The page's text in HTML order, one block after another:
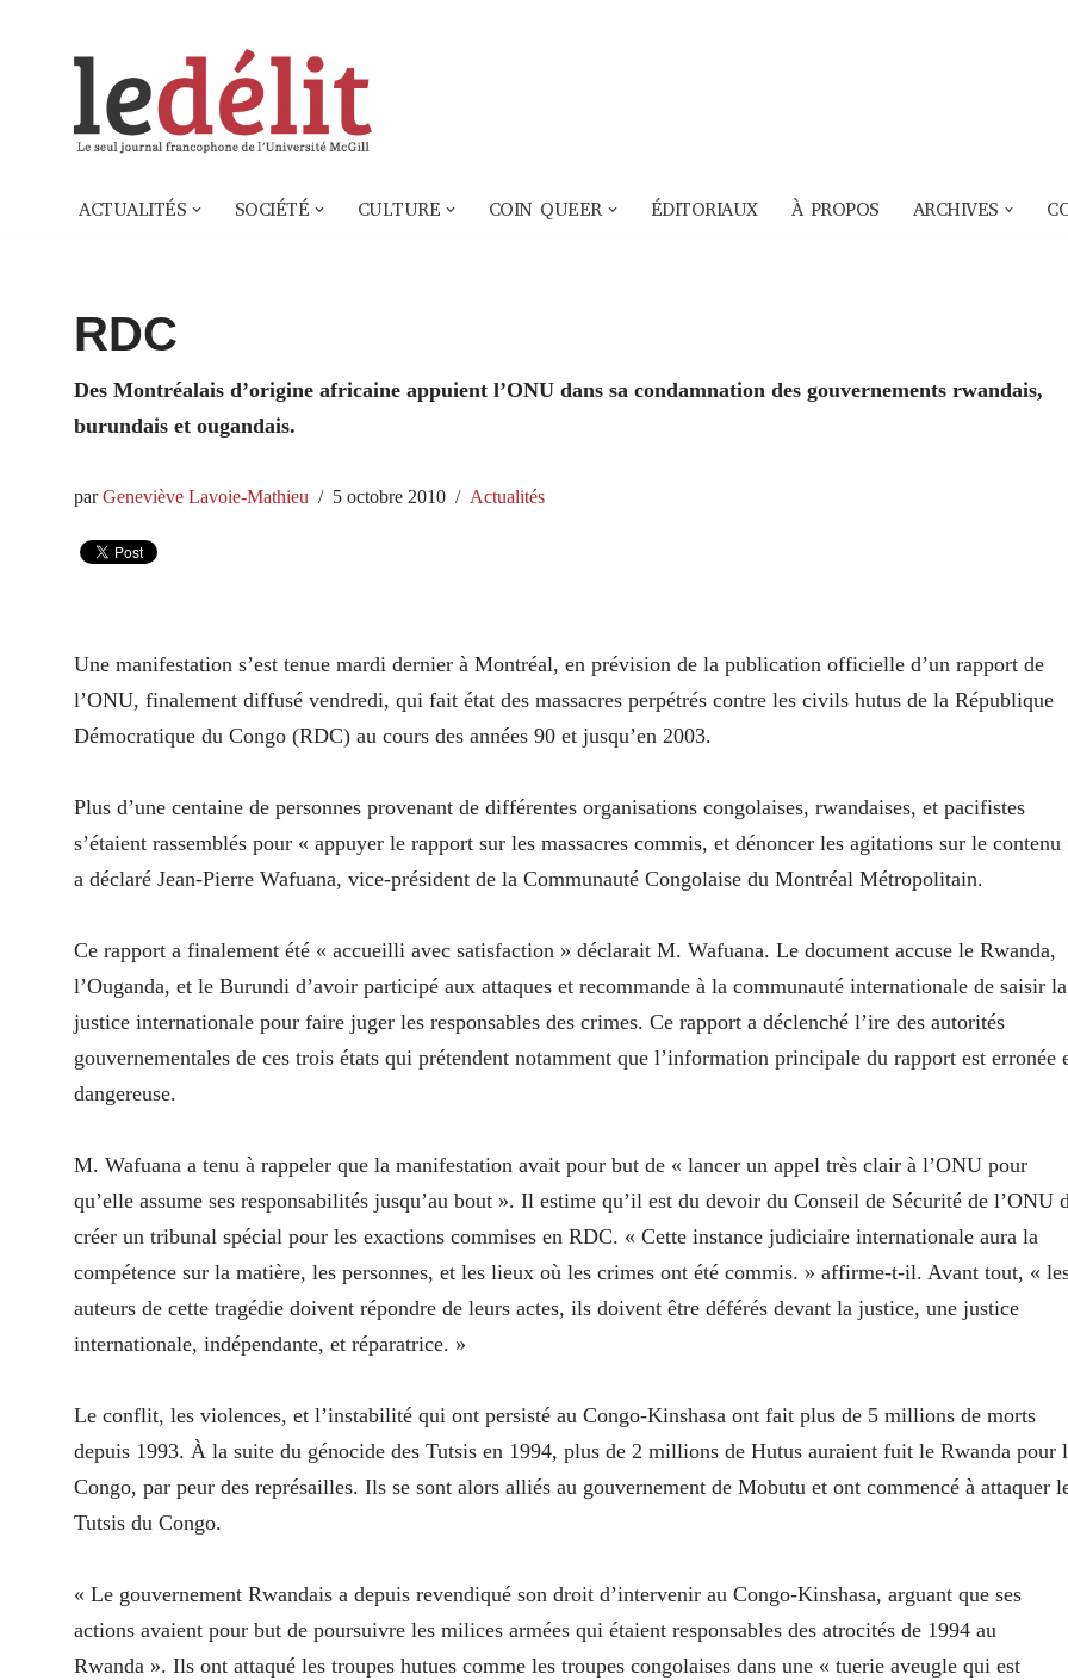
ACTUALITÉS SOCIÉTÉ CULTURE COIN QUEER ÉDITORIAUX À PROPOS ARCHIVES
RDC
Des Montréalais d’origine africaine appuient l’ONU dans sa condamnation des gouvernements rwandais,
burundais et ougandais.
parGeneviève Lavoie-Mathieu 5 octobre 2010 Actualités
Une manifestation s’est tenue mardi dernier à Montréal, en prévision de la publication officielle d’un rapport de
l’ONU, finalement diffusé vendredi, qui fait état des massacres perpétrés contre les civils hutus de la République
Démocratique du Congo (RDC) au cours des années 90 et jusqu’en 2003.
Plus d’une centaine de personnes provenant de différentes organisations congolaises, rwandaises, et pacifistes
s’étaient rassemblés pour « appuyer le rapport sur les massacres commis, et dénoncer les agitations sur le contenu
a déclaré Jean-Pierre Wafuana, vice-président de la Communauté Congolaise du Montréal Métropolitain.
Ce rapport a finalement été « accueilli avec satisfaction » déclarait M. Wafuana. Le document accuse le Rwanda,
l’Ouganda, et le Burundi d’avoir participé aux attaques et recommande à la communauté internationale de saisir la
justice internationale pour faire juger les responsables des crimes. Ce rapport a déclenché l’ire des autorités
gouvernementales de ces trois états qui prétendent notamment que l’information principale du rapport est erronée
dangereuse.
M. Wafuana a tenu à rappeler que la manifestation avait pour but de « lancer un appel très clair à l’ONU pour
qu’elle assume ses responsabilités jusqu’au bout ». Il estime qu’il est du devoir du Conseil de Sécurité de l’ONU
créer un tribunal spécial pour les exactions commises en RDC. « Cette instance judiciaire internationale aura la
compétence sur la matière, les personnes, et les lieux où les crimes ont été commis. » affirme-t-il. Avant tout, «
auteurs de cette tragédie doivent répondre de leurs actes, ils doivent être déférés devant la justice, une justice
internationale, indépendante, et réparatrice. »
Le conflit, les violences, et l’instabilité qui ont persisté au Congo-Kinshasa ont fait plus de 5 millions de morts
depuis 1993. À la suite du génocide des Tutsis en 1994, plus de 2 millions de Hutus auraient fuit le Rwanda pour
Congo, par peur des représailles. Ils se sont alors alliés au gouvernement de Mobutu et ont commencé à attaquer
Tutsis du Congo.
« Le gouvernement Rwandais a depuis revendiqué son droit d’intervenir au Congo-Kinshasa, arguant que ses
actions avaient pour but de poursuivre les milices armées qui étaient responsables des atrocités de 1994 au
Rwanda ». Ils ont attaqué les troupes hutues comme les troupes congolaises dans une « tuerie aveugle qui est